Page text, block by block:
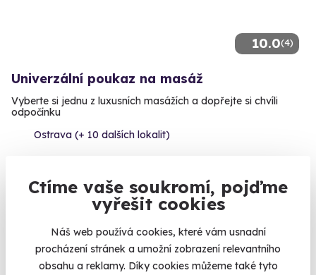
Ctíme vaše soukromí, pojďme
vyřešit cookies
Náš web používá cookies, které vám usnadní
procházení stránek a umožní zobrazení relevantního
obsahu a reklamy. Díky cookies můžeme také tyto
10.0(4)
Univerzální poukaz na masáž
Vyberte si jednu z luxusních masážích a dopřejte si chvíli
odpočínku
Ostrava (+ 10 dalších lokalit)
Volný termín už 11. 08. 2026